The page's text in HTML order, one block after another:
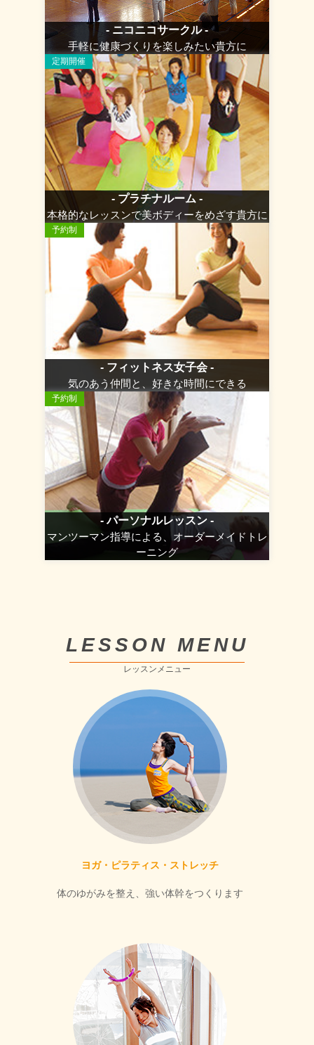
- ニコニコサークル -
手軽に健康づくりを楽しみたい貴方に
定期開催
- プラチナルーム -
本格的なレッスンで美ボディーをめざす貴方に
予約制
- フィットネス女子会 -
気のあう仲間と、好きな時間にできる
予約制
- パーソナルレッスン -
マンツーマン指導による、オーダーメイドトレ
ーニング
LESSON MENU
レッスンメニュー
ヨガ・ピラティス・ストレッチ
体のゆがみを整え、強い体幹をつくります